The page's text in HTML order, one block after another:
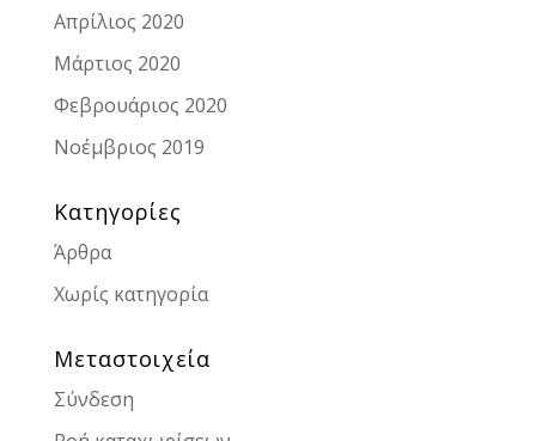
Απρίλιος 2020
Μάρτιος 2020
Φεβρουάριος 2020
Νοέμβριος 2019
Kατηγορίες
Άρθρα
Χωρίς κατηγορία
Μεταστοιχεία
Σύνδεση